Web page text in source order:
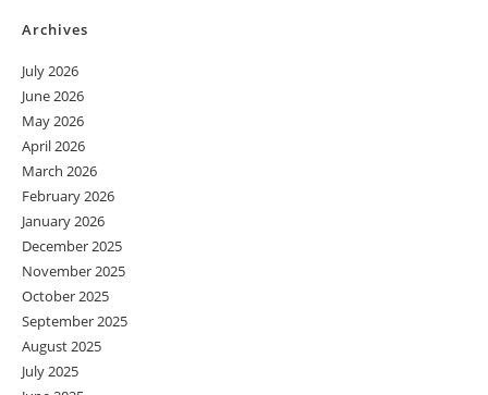
Archives
July 2026
June 2026
May 2026
April 2026
March 2026
February 2026
January 2026
December 2025
November 2025
October 2025
September 2025
August 2025
July 2025